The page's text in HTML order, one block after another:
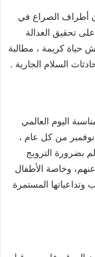
أطراف الصراع في
تحقيق العدالة
حياة كريمة ، مطالبة
السلام الجارية .
اليوم العالمي
من كل عام ،
بضرورة الترويج
وخاصة الأطفال
وتداعياتها المستمرة